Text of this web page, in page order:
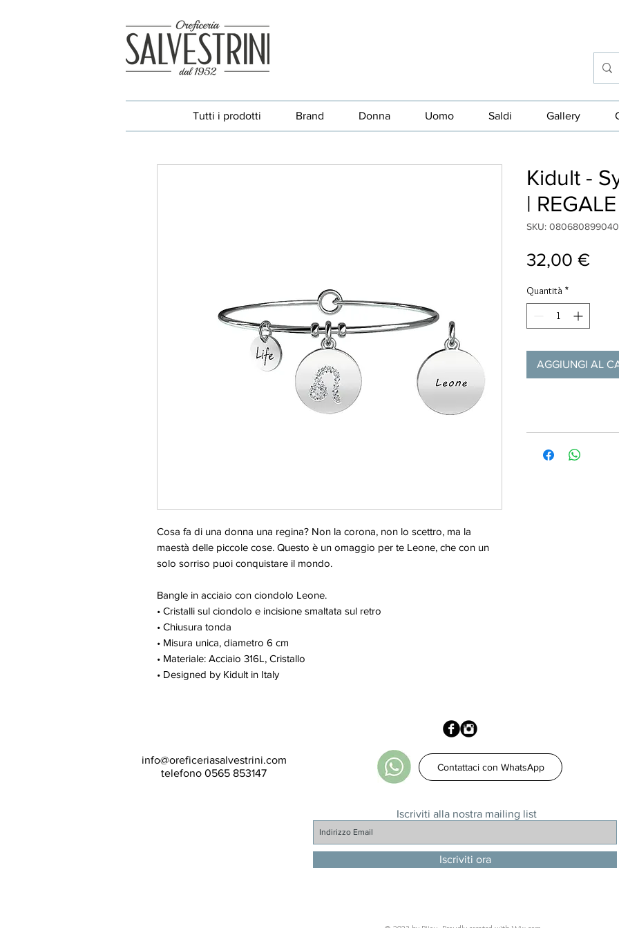
Tutti i prodotti Brand Donna Uomo Saldi Gallery
Cosa fa di una donna una regina? Non la corona, non lo scettro, ma la
maestà delle piccole cose. Questo è un omaggio per te Leone, che con un
solo sorriso puoi conquistare il mondo.
Bangle in acciaio con ciondolo Leone.
• Cristalli sul ciondolo e incisione smaltata sul retro
• Chiusura tonda
• Misura unica, diametro 6 cm
• Materiale: Acciaio 316L, Cristallo
• Designed by Kidult in Italy
Kidult -
|
SKU:
32,00 €
Quantità *
AGGIUNGI AL
Iscriviti alla nostra mailing list
Iscriviti ora
Contattaci con WhatsApp
info@oreficeriasalvestrini.com
telefono 0565 853147